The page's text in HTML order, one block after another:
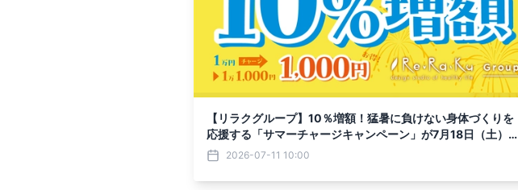
【リラクグループ】10％増額！猛暑に負けない身体づくりを
応援する「サマーチャージキャンペーン」が7月18日（土）よ
りスタート！
2026-07-11 10:00